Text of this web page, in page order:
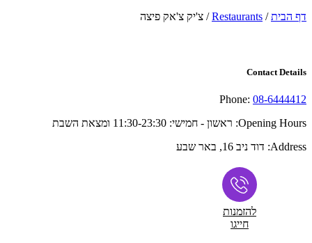
דף הבית/
Restaurants
/ צ'יק צ'אק פיצה
Contact Details
Phone: 08-6444412
Opening Hours: ראשון - חמישי: 11:30-23:30 ומצאת השבת
Address: דוד ניב 16, באר שבע
להזמנות
חייגו